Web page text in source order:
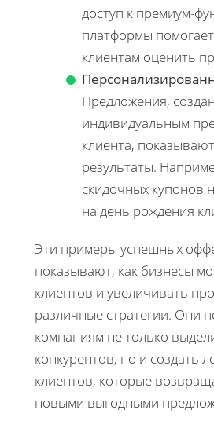
доступ к премиум-
платформы
клиентам оценить
Предложения,
индивидуальным
клиента,
результаты.
скидочных купонов
на день рождения
Эти примеры успешных
показывают, как бизнесы
клиентов и увеличивать
различные стратегии. Они
компаниям не только
конкурентов, но и создать
клиентов, которые
новыми выгодными